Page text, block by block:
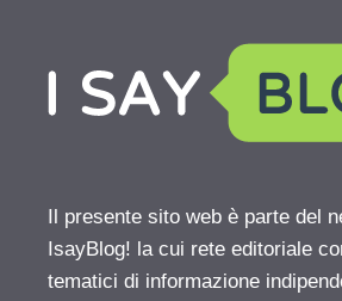
Il presente sito web è parte del
IsayBlog! la cui rete editoriale
tematici di informazione